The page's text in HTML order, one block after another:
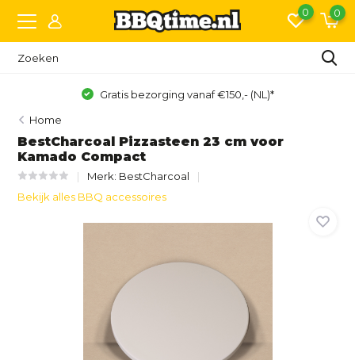
0 0
Gratis bezorging vanaf €150,- (NL)*
Home
BestCharcoal Pizzasteen 23 cm voor
Kamado Compact
Merk: BestCharcoal
Bekijk alles BBQ accessoires